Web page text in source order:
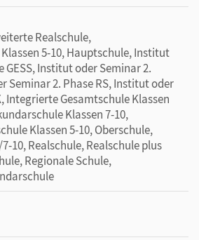
Realschule,
5-10, Hauptschule, Institut
GESS, Institut oder Seminar 2.
Seminar 2. Phase RS, Institut oder
Integrierte Gesamtschule Klassen
Klassen 7-10,
Klassen 5-10, Oberschule,
10, Realschule, Realschule plus
Regionale Schule,